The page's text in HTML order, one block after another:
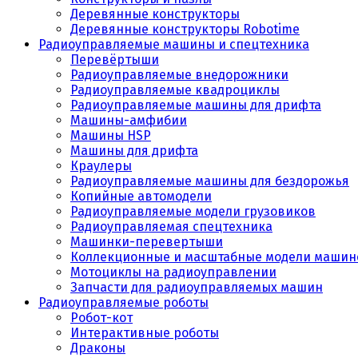
Деревянные конструкторы
Деревянные конструкторы Robotime
Радиоуправляемые машины и спецтехника
Перевёртыши
Радиоуправляемые внедорожники
Радиоуправляемые квадроциклы
Радиоуправляемые машины для дрифта
Машины-амфибии
Машины HSP
Машины для дрифта
Краулеры
Радиоуправляемые машины для бездорожья
Копийные автомодели
Радиоуправляемые модели грузовиков
Радиоуправляемая спецтехника
Машинки-перевертыши
Коллекционные и масштабные модели
Мотоциклы на радиоуправлении
Запчасти для радиоуправляемых машин
Радиоуправляемые роботы
Робот-кот
Интерактивные роботы
Драконы